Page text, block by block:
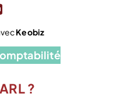
Keobiz
?